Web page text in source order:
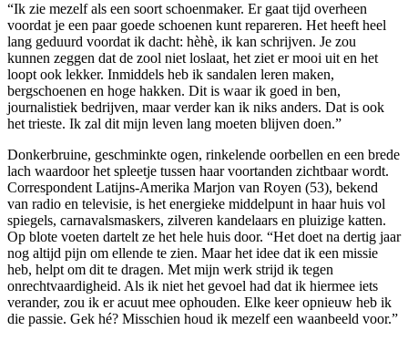
“Ik zie mezelf als een soort schoenmaker. Er gaat tijd overheen
voordat je een paar goede schoenen kunt repareren. Het heeft heel
lang geduurd voordat ik dacht: hèhè, ik kan schrijven. Je zou
kunnen zeggen dat de zool niet loslaat, het ziet er mooi uit en het
loopt ook lekker. Inmiddels heb ik sandalen leren maken,
bergschoenen en hoge hakken. Dit is waar ik goed in ben,
journalistiek bedrijven, maar verder kan ik niks anders. Dat is ook
het trieste. Ik zal dit mijn leven lang moeten blijven doen.”
Donkerbruine, geschminkte ogen, rinkelende oorbellen en een brede
lach waardoor het spleetje tussen haar voortanden zichtbaar wordt.
Correspondent Latijns-Amerika Marjon van Royen (53), bekend
van radio en televisie, is het energieke middelpunt in haar huis vol
spiegels, carnavalsmaskers, zilveren kandelaars en pluizige katten.
Op blote voeten dartelt ze het hele huis door. “Het doet na dertig jaar
nog altijd pijn om ellende te zien. Maar het idee dat ik een missie
heb, helpt om dit te dragen. Met mijn werk strijd ik tegen
onrechtvaardigheid. Als ik niet het gevoel had dat ik hiermee iets
verander, zou ik er acuut mee ophouden. Elke keer opnieuw heb ik
die passie. Gek hé? Misschien houd ik mezelf een waanbeeld voor.”